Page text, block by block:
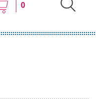
0